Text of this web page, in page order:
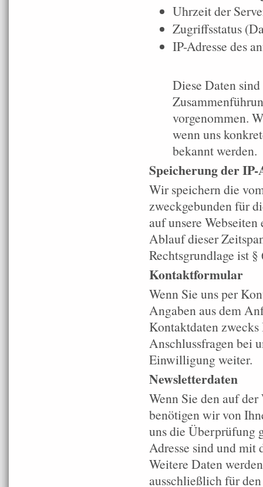
Uhrzeit der
Zugriffsstatus
IP-Adresse des
Diese Daten
vorgenommen.
wenn uns
bekannt werden.
Speicherung der IP-
Wir speichern die
zweckgebunden für
auf unsere
Ablauf dieser
Rechtsgrundlage ist
Kontaktformular
Wenn Sie uns per
Angaben aus dem
Kontaktdaten
Anschlussfragen bei
Einwilligung weiter.
Newsletterdaten
Wenn Sie den auf
benötigen wir von
uns die Überprüfung
Adresse sind und mit
Weitere Daten
ausschließlich für